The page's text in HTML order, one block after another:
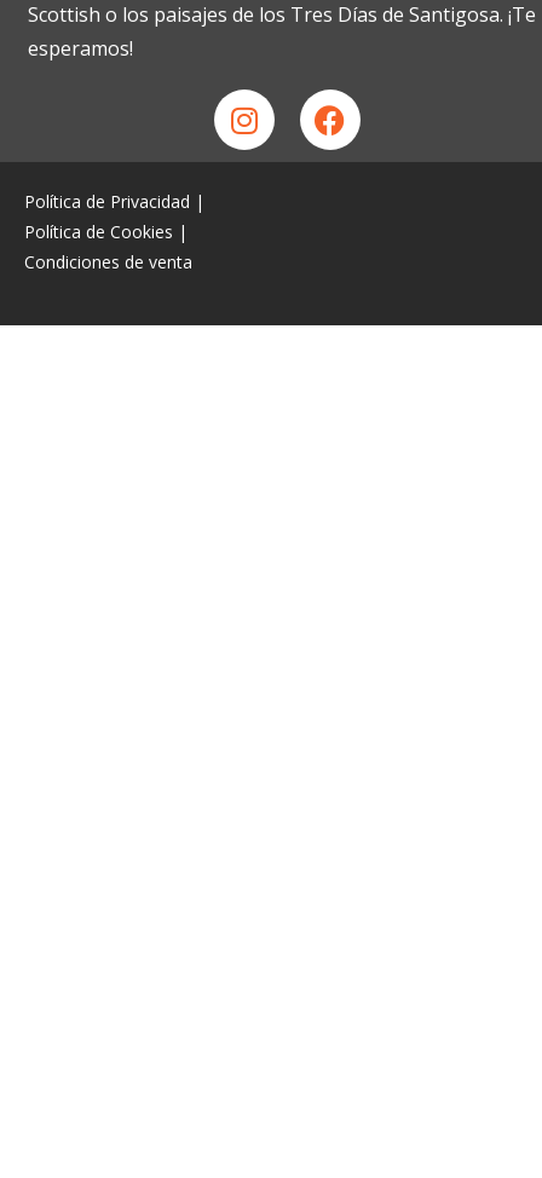
Scottish o los paisajes de los Tres Días de Santigosa. ¡Te
esperamos!
Política de Privacidad |
Política de Cookies |
Condiciones de venta